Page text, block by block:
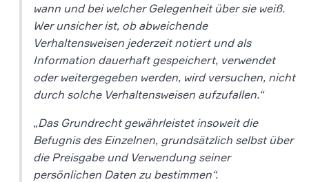
wann und bei welcher Gelegenheit über sie weiß.
Wer unsicher ist, ob abweichende
Verhaltensweisen jederzeit notiert und als
Information dauerhaft gespeichert, verwendet
oder weitergegeben werden, wird versuchen, nicht
durch solche Verhaltensweisen aufzufallen.“
„Das Grundrecht gewährleistet insoweit die
Befugnis des Einzelnen, grundsätzlich selbst über
die Preisgabe und Verwendung seiner
persönlichen Daten zu bestimmen“.